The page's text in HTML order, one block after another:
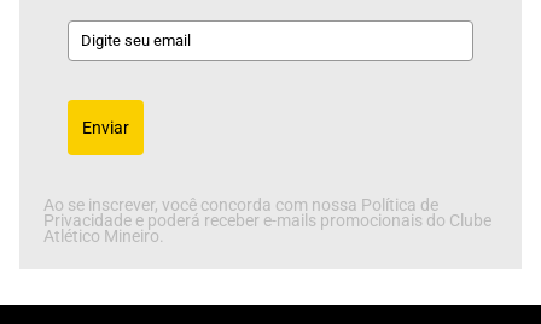
Enviar
Ao se inscrever, você concorda com nossa Política de
Privacidade e poderá receber e-mails promocionais do Clube
Atlético Mineiro.